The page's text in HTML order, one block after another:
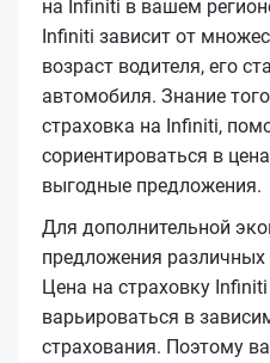
на Infiniti в вашем
Infiniti зависит от
возраст водителя, его
автомобиля. Знание
страховка на Infiniti,
сориентироваться в
выгодные предложения.
Для дополнительной
предложения
Цена на страховку
варьироваться в
страхования. Поэтому